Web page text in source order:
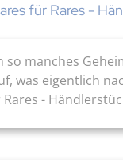
für Rares -
so manches
was eigentlich
-